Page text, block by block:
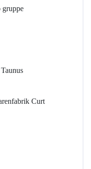
gruppe
Curt